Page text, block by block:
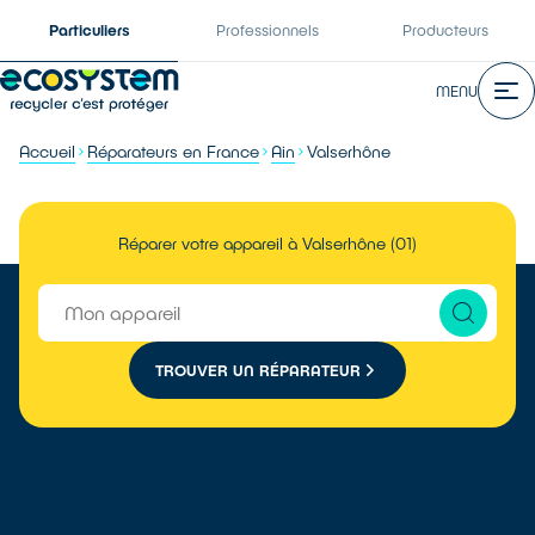
Particuliers Professionnels Producteurs
MENU
Accueil Réparateurs en France Ain Valserhône
Réparer votre appareil à Valserhône (01)
TROUVER UN RÉPARATEUR